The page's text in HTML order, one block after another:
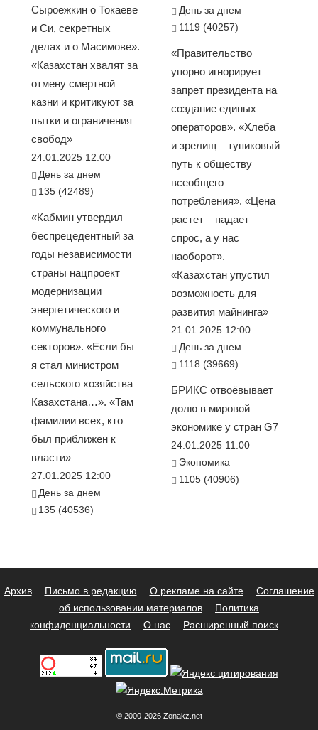
Сыроежкин о Токаеве
и Си, секретных
делах и о Масимове».
«Казахстан хвалят за
отмену смертной
казни и критикуют за
пытки и ограничения
свобод»
24.01.2025 12:00
День за днем
135 (42489)
«Кабмин утвердил
беспрецедентный за
годы независимости
страны нацпроект
модернизации
энергетического и
коммунального
секторов». «Если бы
я стал министром
сельского хозяйства
Казахстана…». «Там
фамилии всех, кто
был приближен к
власти»
27.01.2025 12:00
День за днем
135 (40536)
День за днем
1119 (40257)
«Правительство
упорно игнорирует
запрет президента на
создание единых
операторов». «Хлеба
и зрелищ – тупиковый
путь к обществу
всеобщего
потребления». «Цена
растет – падает
спрос, а у нас
наоборот».
«Казахстан упустил
возможность для
развития майнинга»
21.01.2025 12:00
День за днем
1118 (39669)
БРИКС отвоёвывает
долю в мировой
экономике у стран G7
24.01.2025 11:00
Экономика
1105 (40906)
Архив Письмо в редакцию О рекламе на сайте
Соглашение
об использовании материалов
Политика
конфиденциальности
О нас Расширенный поиск
© 2000-2026 Zonakz.net